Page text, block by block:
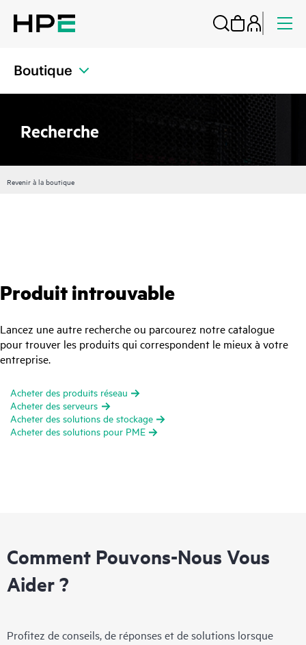
Boutique
Recherche
Revenir à la boutique
Produit introuvable
Lancez une autre recherche ou parcourez notre catalogue
pour trouver les produits qui correspondent le mieux à votre
entreprise.
Acheter des produits réseau
Acheter des serveurs
Acheter des solutions de stockage
Acheter des solutions pour PME
Comment Pouvons-Nous Vous
Aider ?
Profitez de conseils, de réponses et de solutions lorsque